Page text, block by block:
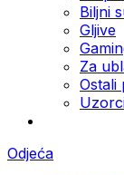
Biljni
Gljive
Za
Ostali
Odjeća